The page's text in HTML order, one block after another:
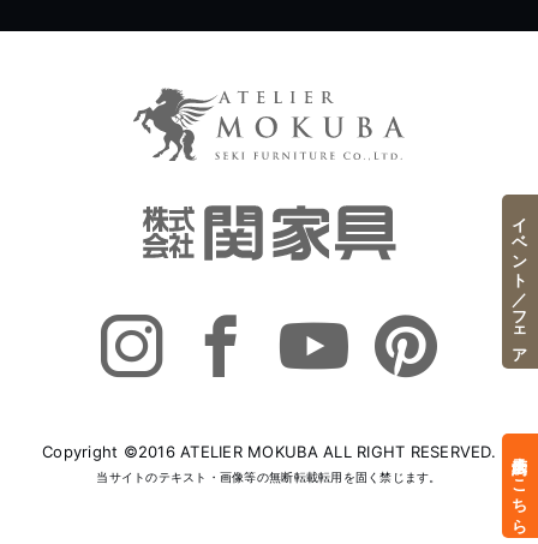
Copyright ©2016 ATELIER MOKUBA ALL RIGHT RESERVED.
当サイトのテキスト・画像等の無断転載転用を固く禁じます。 来店予約はこちら
イベント／フェア